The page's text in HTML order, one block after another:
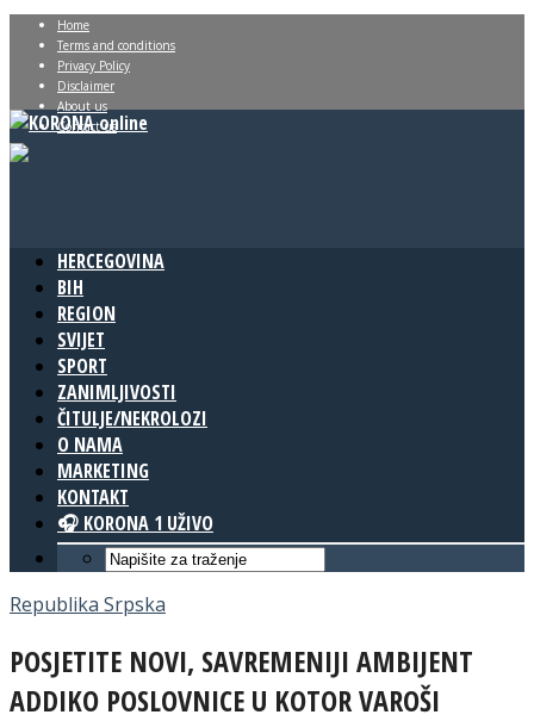
Home
Terms and conditions
Privacy Policy
Disclaimer
About us
Contact us
HERCEGOVINA
BIH
REGION
SVIJET
SPORT
ZANIMLJIVOSTI
ČITULJE/NEKROLOZI
O NAMA
MARKETING
KONTAKT
🎧 KORONA 1 UŽIVO
Republika Srpska
POSJETITE NOVI, SAVREMENIJI AMBIJENT
ADDIKO POSLOVNICE U KOTOR VAROŠI